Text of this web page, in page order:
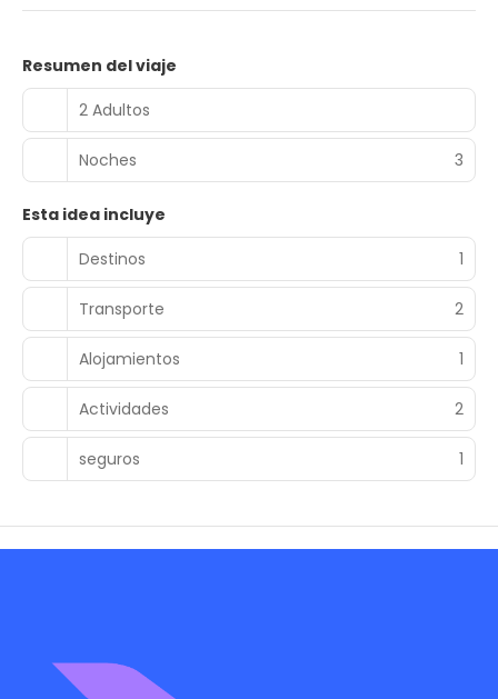
Resumen del viaje
2 Adultos
Noches 3
Esta idea incluye
Destinos
1
Transporte 2
Alojamientos 1
Actividades 2
seguros 1